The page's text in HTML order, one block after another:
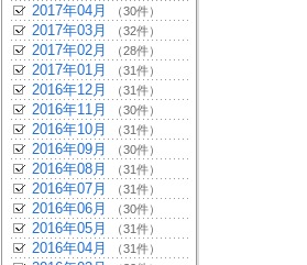
2017年04月 （30件）
2017年03月 （32件）
2017年02月 （28件）
2017年01月 （31件）
2016年12月 （31件）
2016年11月 （30件）
2016年10月 （31件）
2016年09月 （30件）
2016年08月 （31件）
2016年07月 （31件）
2016年06月 （30件）
2016年05月 （31件）
2016年04月 （31件）